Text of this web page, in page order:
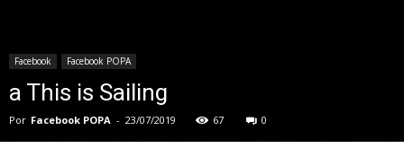
Facebook Facebook POPA
a This is Sailing
Por Facebook POPA - 23/07/2019 67 0